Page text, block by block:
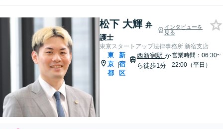
松下 大輝 弁
護士
インタビューを
見る
東京スタートアップ法律事務所 新宿支店
東
京
都
|
新
宿
区
西新宿駅 か
ら徒歩1分
営業時間：06:30~
22:00（平日）